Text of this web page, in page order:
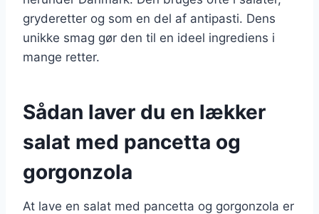
gryderetter og som en del af antipasti. Dens
unikke smag gør den til en ideel ingrediens i
mange retter.
Sådan laver du en lækker
salat med pancetta og
gorgonzola
At lave en salat med pancetta og gorgonzola er